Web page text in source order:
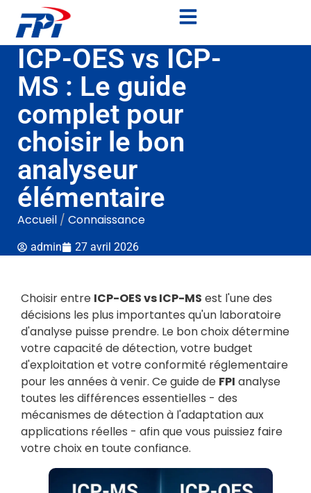
ICP-OES vs ICP-
MS : Le guide
complet pour
choisir le bon
analyseur
élémentaire
Accueil / Connaissance
admin 27 avril 2026
Choisir entre ICP-OES vs ICP-MS est l'une des
décisions les plus importantes qu'un laboratoire
d'analyse puisse prendre. Le bon choix détermine
votre capacité de détection, votre budget
d'exploitation et votre conformité réglementaire
pour les années à venir. Ce guide de FPI analyse
toutes les différences essentielles - des
mécanismes de détection à l'adaptation aux
applications réelles - afin que vous puissiez faire
votre choix en toute confiance.